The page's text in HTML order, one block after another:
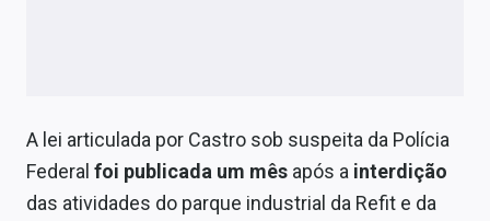
A lei articulada por Castro sob suspeita da Polícia
Federal foi publicada um mês após a interdição
das atividades do parque industrial da Refit e da